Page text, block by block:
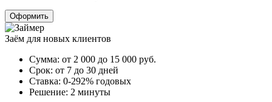
Оформить
Заём для новых клиентов
Сумма: от 2 000 до 15 000 руб.
Срок: от 7 до 30 дней
Ставка: 0-292% годовых
Решение: 2 минуты